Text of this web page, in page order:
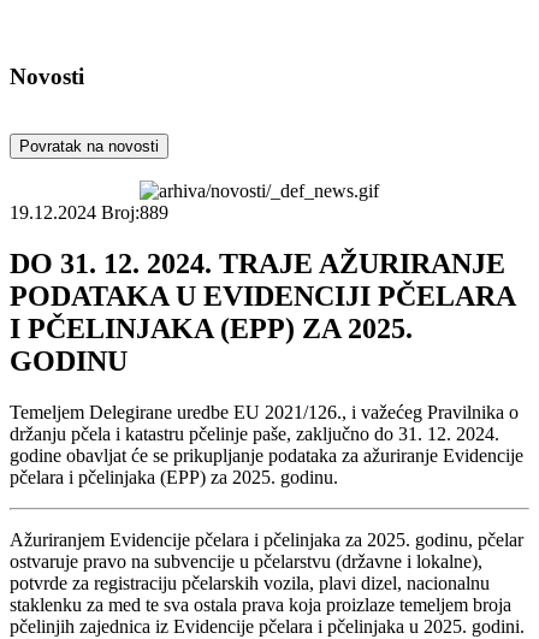
Novosti
Povratak na novosti
19.12.2024 Broj:889
DO 31. 12. 2024. TRAJE AŽURIRANJE
PODATAKA U EVIDENCIJI PČELARA
I PČELINJAKA (EPP) ZA 2025.
GODINU
Temeljem Delegirane uredbe EU 2021/126., i važećeg Pravilnika o
držanju pčela i katastru pčelinje paše, zaključno do 31. 12. 2024.
godine obavljat će se prikupljanje podataka za ažuriranje Evidencije
pčelara i pčelinjaka (EPP) za 2025. godinu.
Ažuriranjem Evidencije pčelara i pčelinjaka za 2025. godinu, pčelar
ostvaruje pravo na subvencije u pčelarstvu (državne i lokalne),
potvrde za registraciju pčelarskih vozila, plavi dizel, nacionalnu
staklenku za med te sva ostala prava koja proizlaze temeljem broja
pčelinjih zajednica iz Evidencije pčelara i pčelinjaka u 2025. godini.